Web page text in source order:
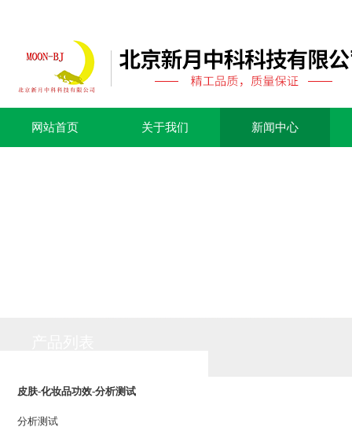
网站首页 关于我们 新闻中心
皮肤-化妆品功效-分析测试
分析测试